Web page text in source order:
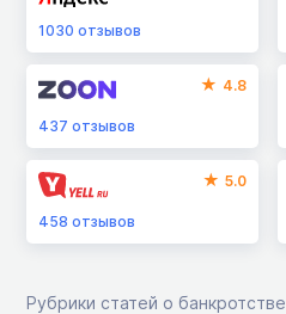
1030 отзывов
4.8
437 отзывов
5.0
458 отзывов
Рубрики статей о банкротстве